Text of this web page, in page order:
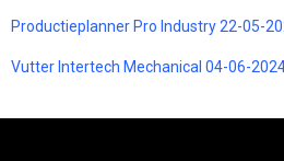
Productieplanner Pro Industry 22-05-
Vutter Intertech Mechanical 04-06-